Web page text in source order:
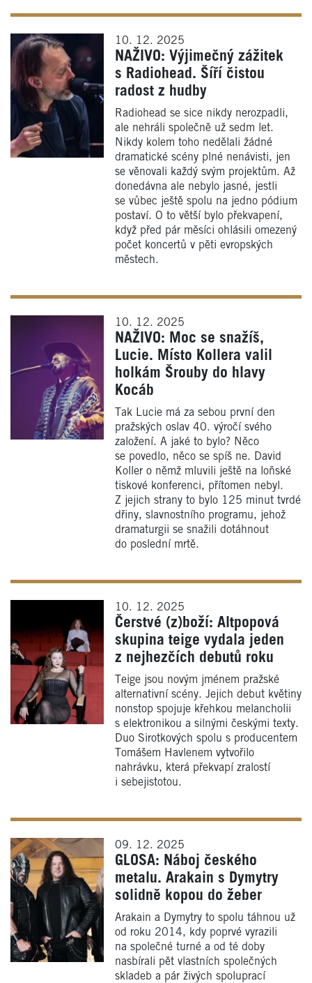
10. 12. 2025
NAŽIVO: Výjimečný zážitek
s Radiohead. Šíří čistou
radost z hudby
Radiohead se sice nikdy nerozpadli,
ale nehráli společně už sedm let.
Nikdy kolem toho nedělali žádné
dramatické scény plné nenávisti, jen
se věnovali každý svým projektům. Až
donedávna ale nebylo jasné, jestli
se vůbec ještě spolu na jedno pódium
postaví. O to větší bylo překvapení,
když před pár měsíci ohlásili omezený
počet koncertů v pěti evropských
městech.
10. 12. 2025
NAŽIVO: Moc se snažíš,
Lucie. Místo Kollera valil
holkám Šrouby do hlavy
Kocáb
Tak Lucie má za sebou první den
pražských oslav 40. výročí svého
založení. A jaké to bylo? Něco
se povedlo, něco se spíš ne. David
Koller o němž mluvili ještě na loňské
tiskové konferenci, přítomen nebyl.
Z jejich strany to bylo 125 minut tvrdé
dřiny, slavnostního programu, jehož
dramaturgii se snažili dotáhnout
do poslední mrtě.
10. 12. 2025
Čerstvé (z)boží: Altpopová
skupina teige vydala jeden
z nejhezčích debutů roku
Teige jsou novým jménem pražské
alternativní scény. Jejich debut květiny
nonstop spojuje křehkou melancholii
s elektronikou a silnými českými texty.
Duo Sirotkových spolu s producentem
Tomášem Havlenem vytvořilo
nahrávku, která překvapí zralostí
i sebejistotou.
09. 12. 2025
GLOSA: Náboj českého
metalu. Arakain s Dymytry
solidně kopou do žeber
Arakain a Dymytry to spolu táhnou už
od roku 2014, kdy poprvé vyrazili
na společné turné a od té doby
nasbírali pět vlastních společných
skladeb a pár živých spoluprací